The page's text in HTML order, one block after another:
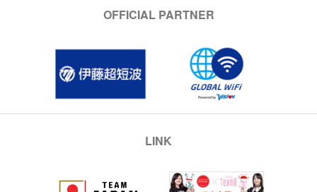
OFFICIAL PARTNER
LINK